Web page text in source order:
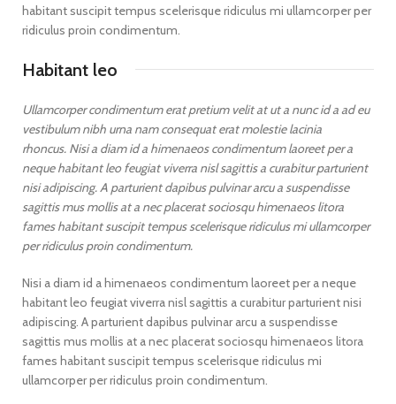
habitant suscipit tempus scelerisque ridiculus mi ullamcorper per
ridiculus proin condimentum.
Habitant leo
Ullamcorper condimentum erat pretium velit at ut a nunc id a ad eu
vestibulum nibh urna nam consequat erat molestie lacinia
rhoncus. Nisi a diam id a himenaeos condimentum laoreet per a
neque habitant leo feugiat viverra nisl sagittis a curabitur parturient
nisi adipiscing. A parturient dapibus pulvinar arcu a suspendisse
sagittis mus mollis at a nec placerat sociosqu himenaeos litora
fames habitant suscipit tempus scelerisque ridiculus mi ullamcorper
per ridiculus proin condimentum.
Nisi a diam id a himenaeos condimentum laoreet per a neque
habitant leo feugiat viverra nisl sagittis a curabitur parturient nisi
adipiscing. A parturient dapibus pulvinar arcu a suspendisse
sagittis mus mollis at a nec placerat sociosqu himenaeos litora
fames habitant suscipit tempus scelerisque ridiculus mi
ullamcorper per ridiculus proin condimentum.